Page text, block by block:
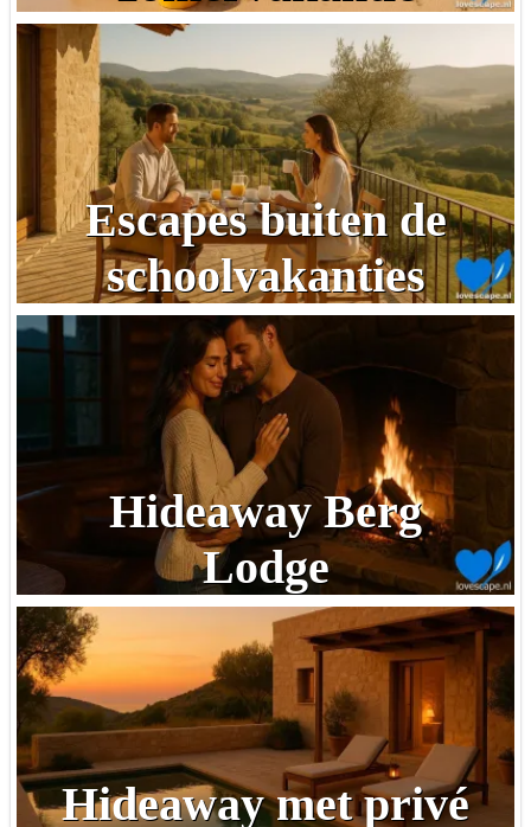
Escapes buiten de
schoolvakanties
Hideaway Berg
Lodge
Hideaway met privé